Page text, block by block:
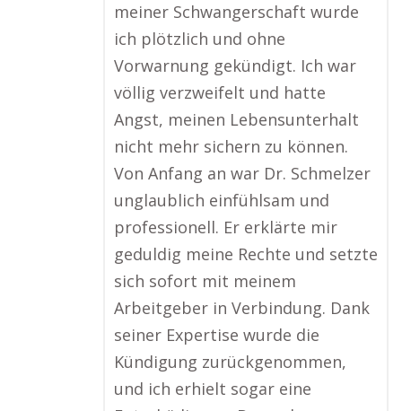
meiner Schwangerschaft wurde
ich plötzlich und ohne
Vorwarnung gekündigt. Ich war
völlig verzweifelt und hatte
Angst, meinen Lebensunterhalt
nicht mehr sichern zu können.
Von Anfang an war Dr. Schmelzer
unglaublich einfühlsam und
professionell. Er erklärte mir
geduldig meine Rechte und setzte
sich sofort mit meinem
Arbeitgeber in Verbindung. Dank
seiner Expertise wurde die
Kündigung zurückgenommen,
und ich erhielt sogar eine